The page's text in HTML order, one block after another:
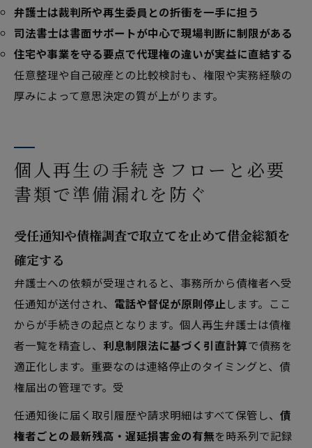
弁護士は裁判所や再生委員との折衝を一手に担う
司法書士は書面サポートが中心で現場判断に制限がある
住宅や事業を守る要点で代理権の違いが実益に直結する
任意整理や自己破産との比較検討も、権限や実務経験の
厚みによって意思決定の質が上がります。
個人再生の手続きフローと必要
書類で準備漏れを防ぐ
受任通知や債権調査で取立てを止めて借金総額を
確定する
弁護士への依頼が受理されると、事務所から債権者へ受
任通知が送付され、 電話や督促が原則停止します。ここ
からが手続きの起点となります。個人再生弁護士は債権
者一覧を精査し、 利息制限法に基づく引直計算で債務を
適正化します。重要なのは連絡停止のタイミングと、債
権届出の管理です。受
任通知後に届く取引履歴や請求明細はすべて保管し、 債
権者ごとの最新残高・遅延損害金の有無を時系列で記録